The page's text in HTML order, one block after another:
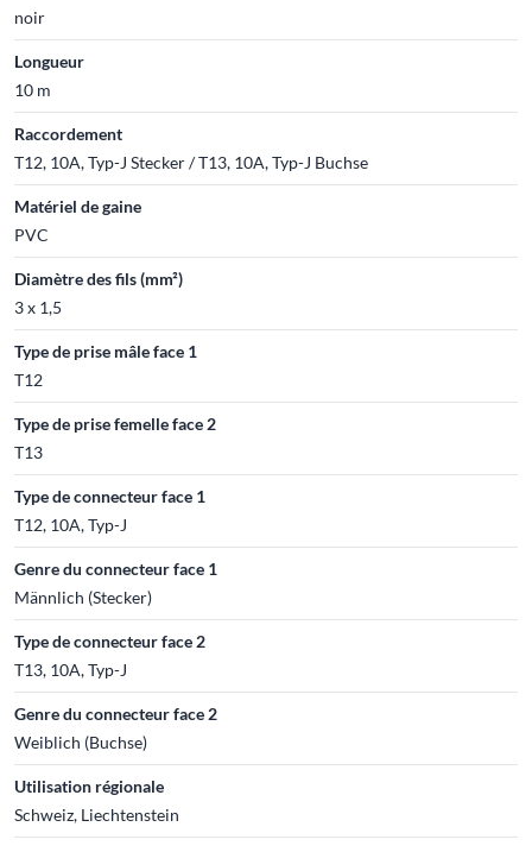
noir
Longueur
10 m
Raccordement
T12, 10A, Typ-J Stecker / T13, 10A, Typ-J Buchse
Matériel de gaine
PVC
Diamètre des fils (mm²)
3 x 1,5
Type de prise mâle face 1
T12
Type de prise femelle face 2
T13
Type de connecteur face 1
T12, 10A, Typ-J
Genre du connecteur face 1
Männlich (Stecker)
Type de connecteur face 2
T13, 10A, Typ-J
Genre du connecteur face 2
Weiblich (Buchse)
Utilisation régionale
Schweiz, Liechtenstein